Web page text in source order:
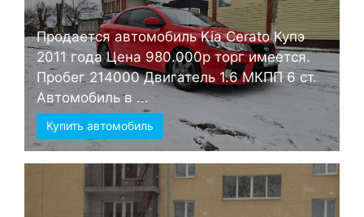
Продается автомобиль Kia Cerato Купэ
2011 года Цена 980.000р торг имеется.
Пробег 214000 Двигатель 1.6 МКПП 6 ст.
Автомобиль в ...
Купить автомобиль